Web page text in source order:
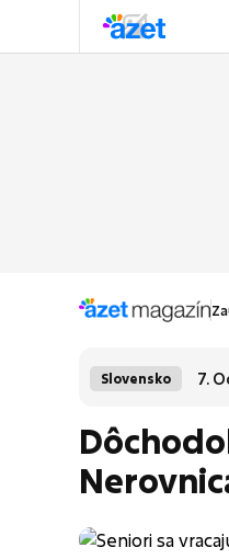
Slovensko 7.